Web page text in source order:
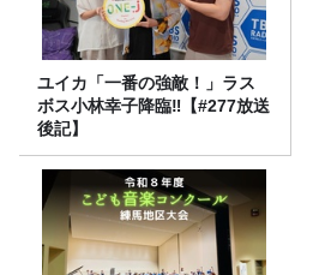
ユイカ「一番の強敵！」ラス
ボス小林幸子降臨‼【#277放送
後記】